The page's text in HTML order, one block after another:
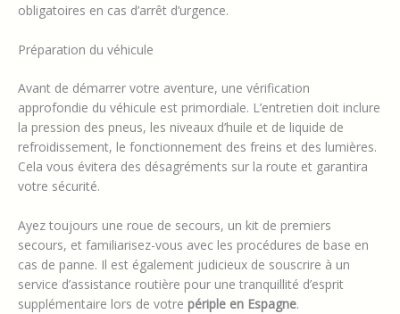
obligatoires en cas d’arrêt d’urgence.
Préparation du véhicule
Avant de démarrer votre aventure, une vérification
approfondie du véhicule est primordiale. L’entretien doit inclure
la pression des pneus, les niveaux d’huile et de liquide de
refroidissement, le fonctionnement des freins et des lumières.
Cela vous évitera des désagréments sur la route et garantira
votre sécurité.
Ayez toujours une roue de secours, un kit de premiers
secours, et familiarisez-vous avec les procédures de base en
cas de panne. Il est également judicieux de souscrire à un
service d’assistance routière pour une tranquillité d’esprit
supplémentaire lors de votre périple en Espagne.